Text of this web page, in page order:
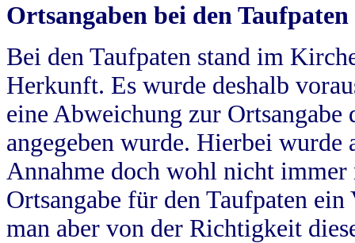
Ortsangaben bei den Taufpaten
Bei den Taufpaten stand im
Herkunft. Es wurde deshalb
eine Abweichung zur
angegeben wurde. Hierbei wurde
Annahme doch wohl nicht
Ortsangabe für den Taufpaten
man aber von der Richtigkeit